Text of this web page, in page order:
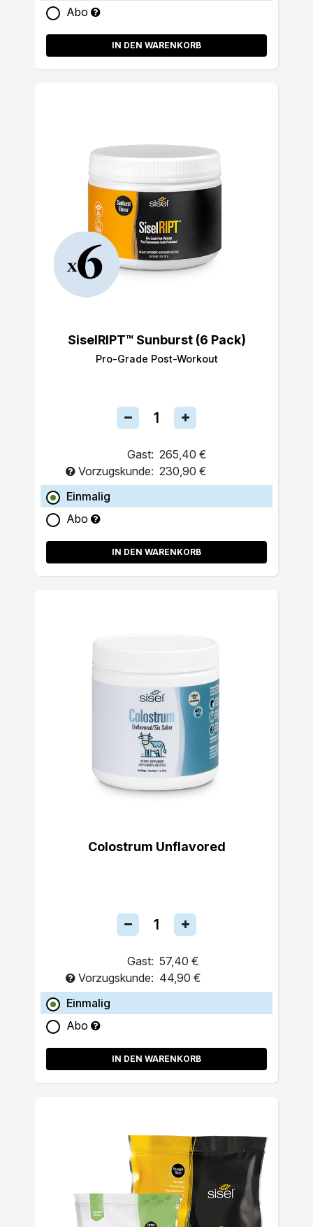
Abo
IN DEN WARENKORB
SiselRIPT™ Sunburst (6 Pack)
Pro-Grade Post-Workout
Gast: 265,40 €
Vorzugskunde: 230,90 €
Einmalig
Abo
IN DEN WARENKORB
Colostrum Unflavored
Gast: 57,40 €
Vorzugskunde: 44,90 €
Einmalig
Abo
IN DEN WARENKORB